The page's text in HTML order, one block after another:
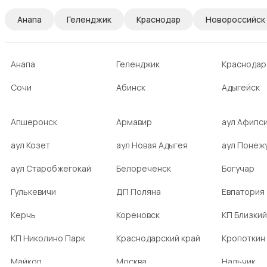
Анапа Геленджик Краснодар Новороссийск
Анапа Геленджик Краснодар
Сочи Абинск Адыгейск
Апшеронск Армавир аул
аул Козет аул Новая Адыгея аул
аул Старобжегокай Белореченск Богучар
Гулькевичи ДП Поляна Евпатория
Керчь Кореновск КП Близкий
КП Николино Парк Краснодарский край Кропоткин
Майкоп Москва Нальчик